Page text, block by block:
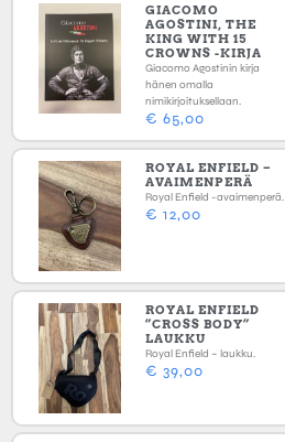
GIACOMO
AGOSTINI, THE
KING WITH 15
CROWNS -KIRJA
Giacomo Agostinin kirja
hänen omalla
nimikirjoituksellaan.
€ 65,00
ROYAL ENFIELD –
AVAIMENPERÄ
Royal Enfield -avaimenperä.
€ 12,00
ROYAL ENFIELD
”CROSS BODY”
LAUKKU
Royal Enfield – laukku.
€ 39,00